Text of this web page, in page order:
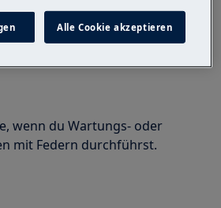
wenn du Wartungs- oder
mit Federn durchführst.
Alle Cookie akzeptieren